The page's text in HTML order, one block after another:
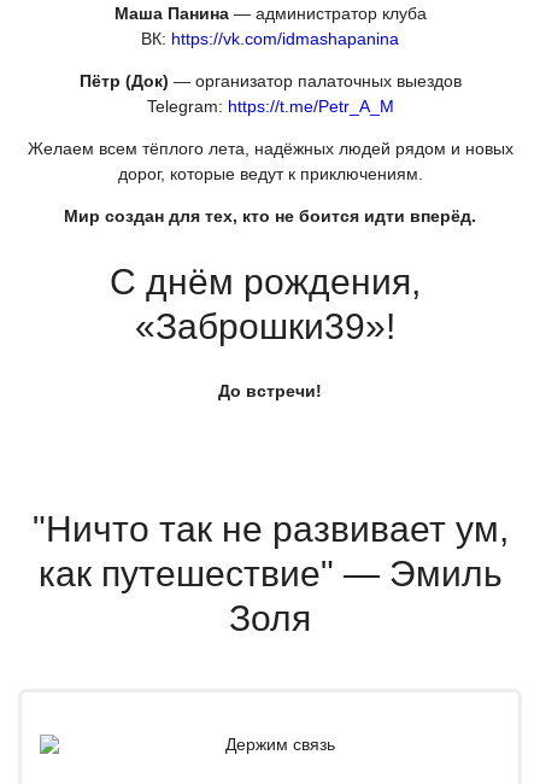
Маша Панина— администратор клуба
ВК: https://vk.com/idmashapanina
Пётр (Док) — организатор палаточных выездов
Telegram: https://t.me/Petr_A_M
Желаем всем тёплого лета, надёжных людей рядом и новых
дорог, которые ведут к приключениям.
Мир создан для тех, кто не боится идти вперёд.
С днём рождения,
«Заброшки39»!
До встречи!
"Ничто так не развивает ум,
как путешествие" — Эмиль
Золя